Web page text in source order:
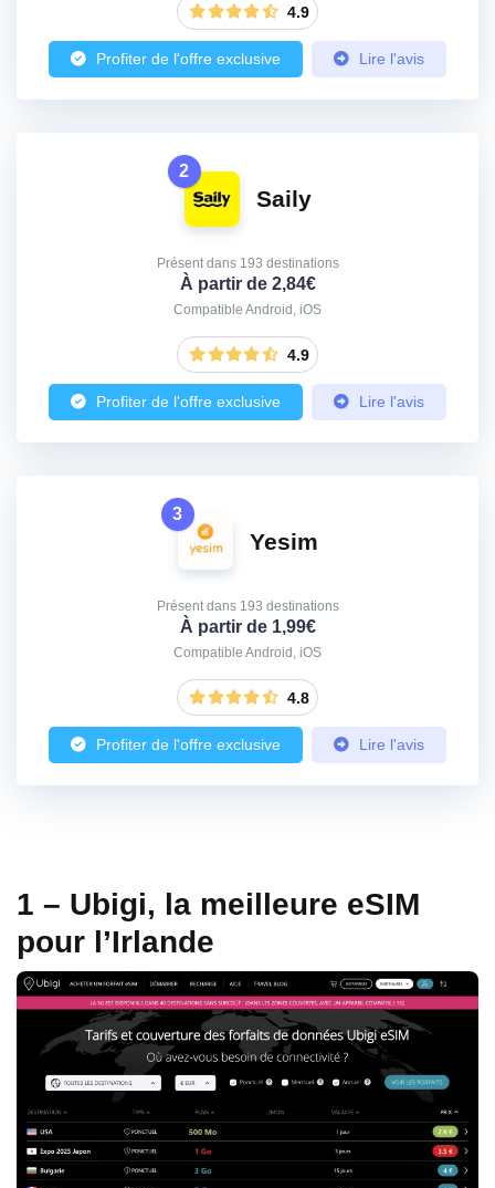
4.9
Profiter de l'offre exclusive Lire l'avis
2
Saily
Présent dans 193 destinations
À partir de 2,84€
Compatible Android, iOS
4.9
Profiter de l'offre exclusive Lire l'avis
3
Yesim
Présent dans 193 destinations
À partir de 1,99€
Compatible Android, iOS
4.8
Profiter de l'offre exclusive Lire l'avis
1 – Ubigi, la meilleure eSIM
pour l’Irlande